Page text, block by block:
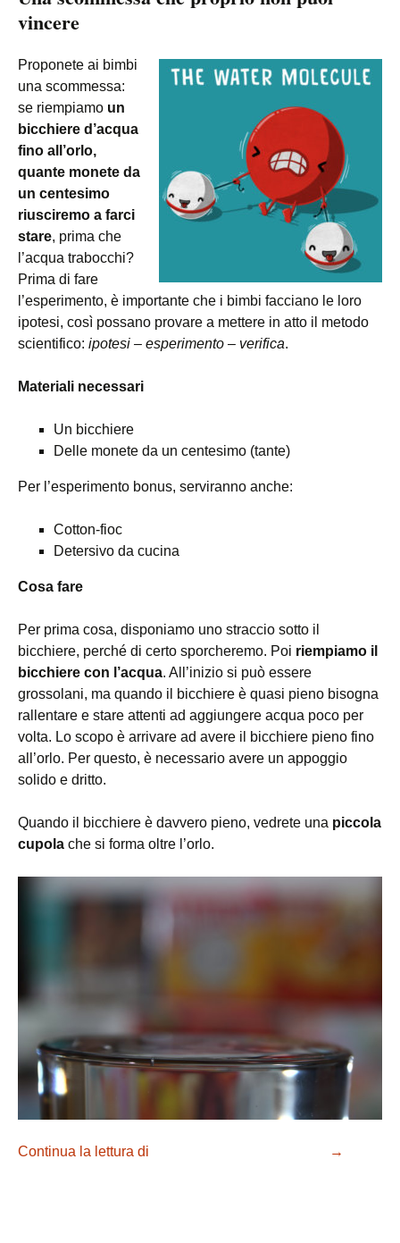
vincere
Proponete ai bimbi
una scommessa:
se riempiamo un
bicchiere d’acqua
fino all’orlo,
quante monete da
un centesimo
riusciremo a farci
stare, prima che
l’acqua trabocchi?
Prima di fare
l’esperimento, è importante che i bimbi facciano le loro
ipotesi, così possano provare a mettere in atto il metodo
scientifico: ipotesi – esperimento – verifica.
Materiali necessari
Un bicchiere
Delle monete da un centesimo (tante)
Per l’esperimento bonus, serviranno anche:
Cotton-fioc
Detersivo da cucina
Cosa fare
Per prima cosa, disponiamo uno straccio sotto il
bicchiere, perché di certo sporcheremo. Poi riempiamo il
bicchiere con l’acqua. All’inizio si può essere
grossolani, ma quando il bicchiere è quasi pieno bisogna
rallentare e stare attenti ad aggiungere acqua poco per
volta. Lo scopo è arrivare ad avere il bicchiere pieno fino
all’orlo. Per questo, è necessario avere un appoggio
solido e dritto.
Quando il bicchiere è davvero pieno, vedrete una piccola
cupola che si forma oltre l’orlo.
Continua la lettura di →